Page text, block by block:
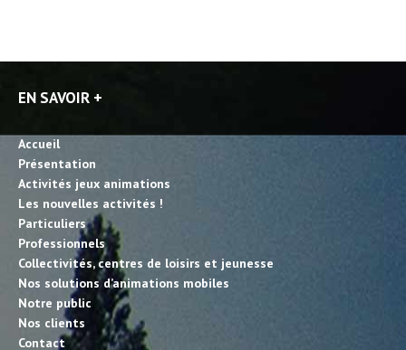
EN SAVOIR +
Accueil
Présentation
Activités jeux animations
Les nouvelles activités !
Particuliers
Professionnels
Collectivités, centres de loisirs et jeunesse
Nos solutions d’animations mobiles
Notre public
Nos clients
Contact